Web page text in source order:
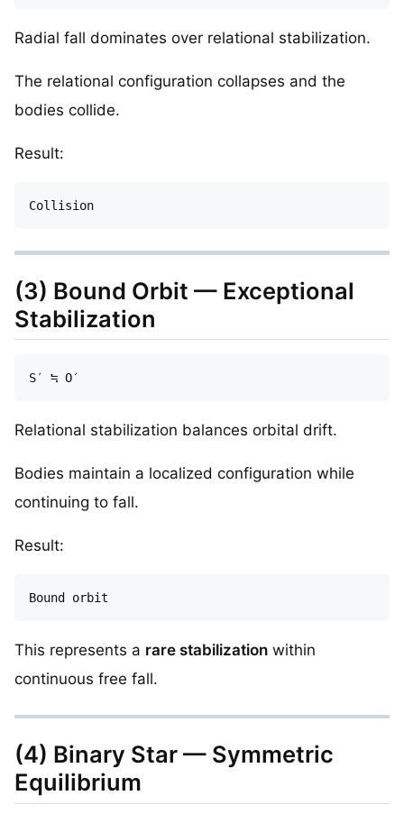
Radial fall dominates over relational stabilization.
The relational configuration collapses and the
bodies collide.
Result:
(3) Bound Orbit — Exceptional
Stabilization
Relational stabilization balances orbital drift.
Bodies maintain a localized configuration while
continuing to fall.
Result:
This represents a rare stabilization within
continuous free fall.
(4) Binary Star — Symmetric
Equilibrium